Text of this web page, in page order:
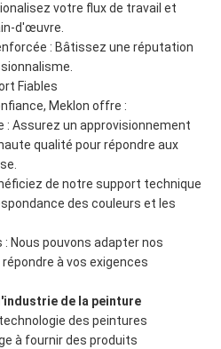
votre flux de travail et
d'œuvre.
: Bâtissez une réputation
Fiables
Meklon offre :
: Assurez un approvisionnement
qualité pour répondre aux
de notre support technique
des couleurs et les
Nous pouvons adapter nos
à vos exigences
de la peinture
des peintures
à fournir des produits